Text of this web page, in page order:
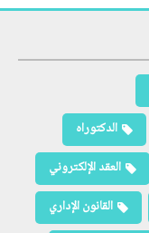
الدكتوراه
العقد الإلكتروني
القانون الإداري